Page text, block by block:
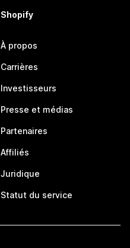
Shopify
À propos
Carrières
Investisseurs
Presse et médias
Partenaires
Affiliés
Juridique
Statut du service